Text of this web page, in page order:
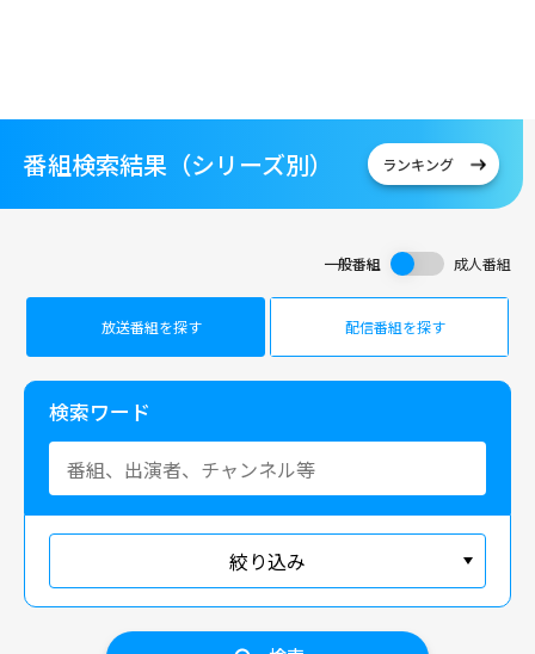
番組検索結果（シリーズ別） ランキング
一般番組 成人番組
放送番組を探す 配信番組を探す
検索ワード
絞り込み